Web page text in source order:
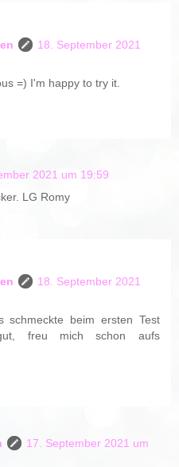
18. September 2021
=) I'm happy to try it.
2021 um 19:59
LG Romy
18. September 2021
schmeckte beim ersten Test
freu mich schon aufs
17. September 2021 um